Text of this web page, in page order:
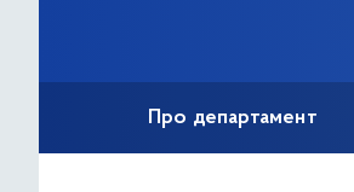
Про департамент